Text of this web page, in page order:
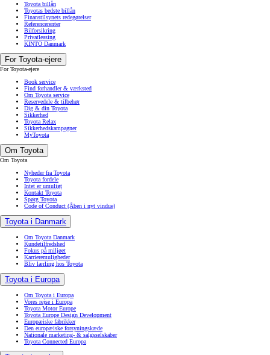
Toyota billån
Toyotas bedste billån
Finanstilsynets redegørelser
Referencerenter
Bilforsikring
Privatleasing
KINTO Danmark
For Toyota-ejere
For Toyota-ejere
Book service
Find forhandler & værksted
Om Toyota service
Reservedele & tilbehør
Dig & din Toyota
Sikkerhed
Toyota Relax
Sikkerhedskampagner
MyToyota
Om Toyota
Om Toyota
Nyheder fra Toyota
Toyota fordele
Intet er umuligt
Kontakt Toyota
Spørg Toyota
Code of Conduct (Åben i nyt vindue)
Toyota i Danmark
Om Toyota Danmark
Kundetilfredshed
Fokus på miljøet
Karrieremuligheder
Bliv lærling hos Toyota
Toyota i Europa
Om Toyota i Europa
Vores rejse i Europa
Toyota Motor Europe
Toyota Europe Design Development
Europæiske fabrikker
Den europæiske forsyningskæde
Nationale marketing- & salgsselskaber
Toyota Connected Europa